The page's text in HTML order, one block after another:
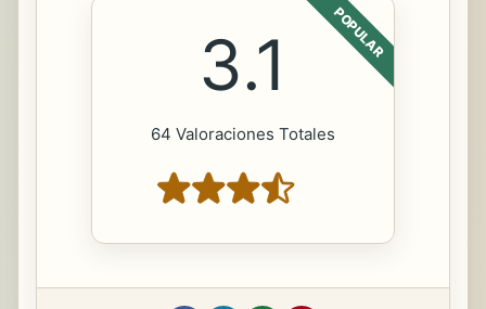
POPULAR
3.1
64 Valoraciones Totales